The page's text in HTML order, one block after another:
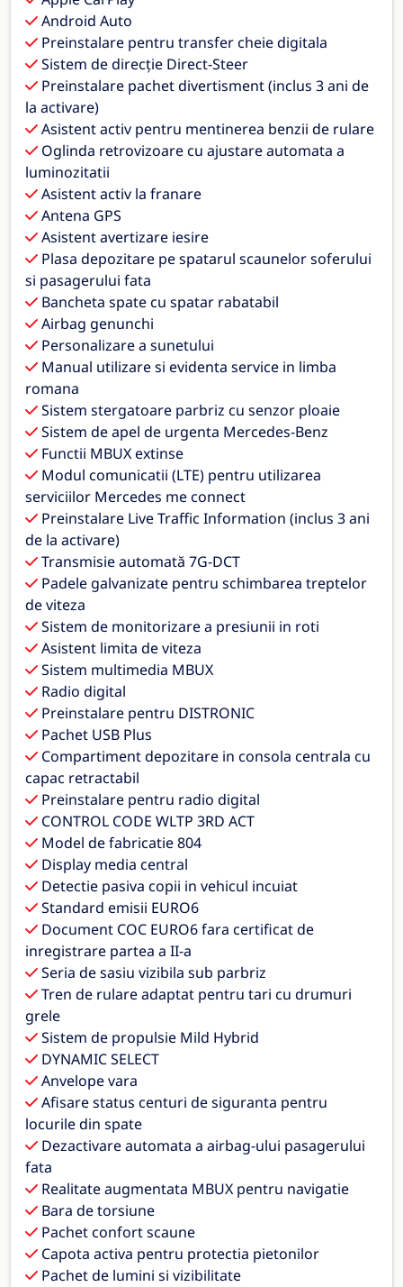
Android Auto
Preinstalare pentru transfer cheie digitala
Sistem de direcție Direct-Steer
Preinstalare pachet divertisment (inclus 3 ani de
la activare)
Asistent activ pentru mentinerea benzii de rulare
Oglinda retrovizoare cu ajustare automata a
luminozitatii
Asistent activ la franare
Antena GPS
Asistent avertizare iesire
Plasa depozitare pe spatarul scaunelor soferului
si pasagerului fata
Bancheta spate cu spatar rabatabil
Airbag genunchi
Personalizare a sunetului
Manual utilizare si evidenta service in limba
romana
Sistem stergatoare parbriz cu senzor ploaie
Sistem de apel de urgenta Mercedes-Benz
Functii MBUX extinse
Modul comunicatii (LTE) pentru utilizarea
serviciilor Mercedes me connect
Preinstalare Live Traffic Information (inclus 3 ani
de la activare)
Transmisie automată 7G-DCT
Padele galvanizate pentru schimbarea treptelor
de viteza
Sistem de monitorizare a presiunii in roti
Asistent limita de viteza
Sistem multimedia MBUX
Radio digital
Preinstalare pentru DISTRONIC
Pachet USB Plus
Compartiment depozitare in consola centrala cu
capac retractabil
Preinstalare pentru radio digital
CONTROL CODE WLTP 3RD ACT
Model de fabricatie 804
Display media central
Detectie pasiva copii in vehicul incuiat
Standard emisii EURO6
Document COC EURO6 fara certificat de
inregistrare partea a II-a
Seria de sasiu vizibila sub parbriz
Tren de rulare adaptat pentru tari cu drumuri
grele
Sistem de propulsie Mild Hybrid
DYNAMIC SELECT
Anvelope vara
Afisare status centuri de siguranta pentru
locurile din spate
Dezactivare automata a airbag-ului pasagerului
fata
Realitate augmentata MBUX pentru navigatie
Bara de torsiune
Pachet confort scaune
Capota activa pentru protectia pietonilor
Pachet de lumini si vizibilitate